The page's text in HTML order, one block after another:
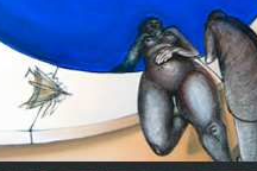
Rompecabezas de
soledades